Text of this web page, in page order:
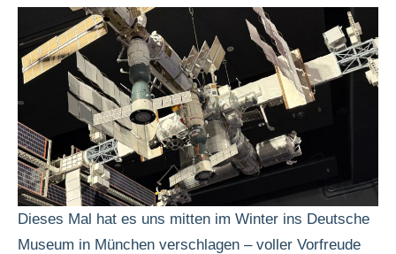
Dieses Mal hat es uns mitten im Winter ins Deutsche
Museum in München verschlagen – voller Vorfreude